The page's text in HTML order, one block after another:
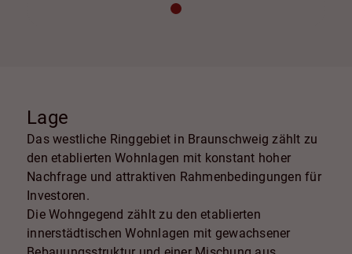
Lage
Das westliche Ringgebiet in Braunschweig zählt zu
den etablierten Wohnlagen mit konstant hoher
Nachfrage und attraktiven Rahmenbedingungen für
Investoren.
Die Wohngegend zählt zu den etablierten
innerstädtischen Wohnlagen mit gewachsener